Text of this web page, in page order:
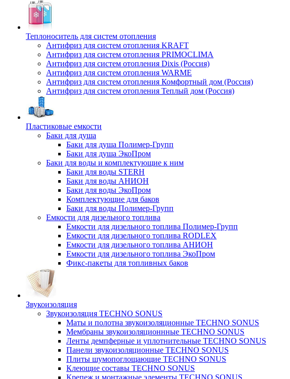
Теплоноситель для систем отопления
Антифриз для систем отопления KRAFT
Антифриз для систем отопления PRIMOCLIMA
Антифриз для систем отопления Dixis (Россия)
Антифриз для систем отопления WARME
Антифриз для систем отопления Комфортный дом (Россия)
Антифриз для систем отопления Теплый дом (Россия)
Пластиковые емкости
Баки для душа
Баки для душа Полимер-Групп
Баки для душа ЭкоПром
Баки для воды и комплектующие к ним
Баки для воды STERH
Баки для воды АНИОН
Баки для воды ЭкоПром
Комплектующие для баков
Баки для воды Полимер-Групп
Емкости для дизельного топлива
Емкости для дизельного топлива Полимер-Групп
Емкости для дизельного топлива RODLEX
Емкости для дизельного топлива АНИОН
Емкости для дизельного топлива ЭкоПром
Фикс-пакеты для топливных баков
Звукоизоляция
Звукоизоляция TECHNO SONUS
Маты и полотна звукоизоляционные TECHNO SONUS
Мембраны звукоизоляционнные TECHNO SONUS
Ленты демпферные и уплотнительные TECHNO SONUS
Панели звукоизоляционные TECHNO SONUS
Плиты шумопоглощающие TECHNO SONUS
Клеющие составы TECHNO SONUS